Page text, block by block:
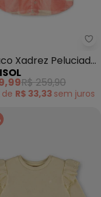
Infantil
Xadrez Peluciado
(Rosa)
R$ 259,90
de R$ 33,33 sem juros